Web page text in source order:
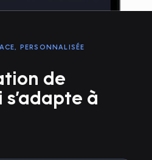
PERSONNALISÉE
de
à